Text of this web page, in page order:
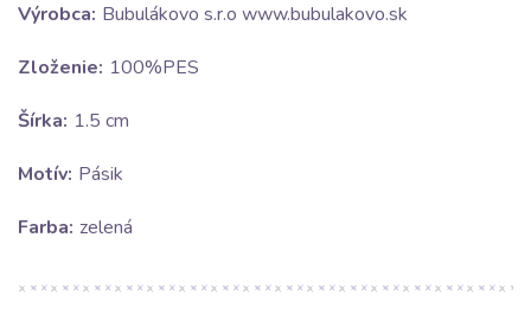
Výrobca: Bubulákovo s.r.o www.bubulakovo.sk
Zloženie: 100%PES
Šírka: 1.5 cm
Motív: Pásik
Farba: zelená